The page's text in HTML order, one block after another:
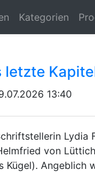
Kategorien
letzte
13:40
von
Kügel). Angeblich